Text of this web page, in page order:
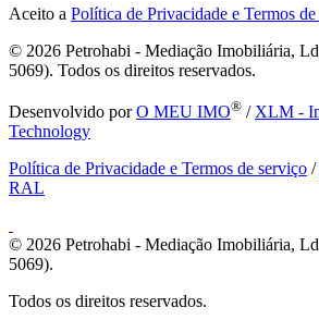
Aceito a Política de Privacidade e Termos
© 2026 Petrohabi - Mediação Imobiliária,
5069). Todos os direitos reservados.
Desenvolvido porO MEU IMO® / XLM -
Technology
Política de Privacidade e Termos de serviço /
RAL
© 2026 Petrohabi - Mediação Imobiliária,
5069).
Todos os direitos reservados.